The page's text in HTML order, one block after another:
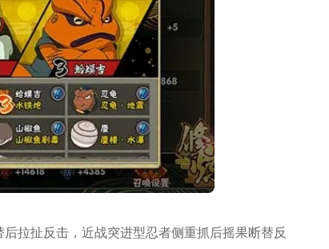
拉扯反击，近战突进型忍者侧重抓后摇果断替反